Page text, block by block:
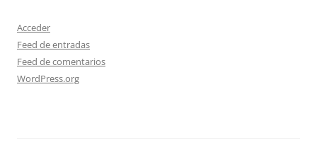
Acceder
Feed de entradas
Feed de comentarios
WordPress.org